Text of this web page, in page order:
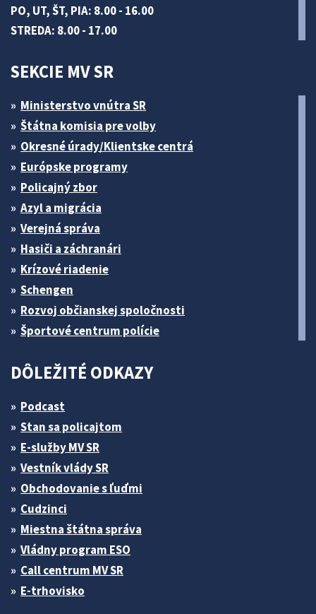
PO, UT, ŠT, PIA: 8.00 - 16.00
STREDA: 8.00 - 17.00
SEKCIE MV SR
Ministerstvo vnútra SR
Štátna komisia pre volby
Okresné úrady/Klientske centrá
Európske programy
Policajný zbor
Azyl a migrácia
Verejná správa
Hasiči a záchranári
Krízové riadenie
Schengen
Rozvoj občianskej spoločnosti
Športové centrum polície
DÔLEŽITÉ ODKAZY
Podcast
Stan sa policajtom
E-služby MV SR
Vestník vlády SR
Obchodovanie s ľuďmi
Cudzinci
Miestna štátna správa
Vládny program ESO
Call centrum MV SR
E-trhovisko